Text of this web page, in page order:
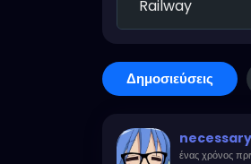
Δημοσιεύσεις
ένας χρόνος